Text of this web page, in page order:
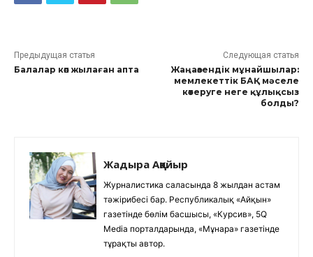
Предыдущая статья
Балалар көп жылаған апта
Следующая статья
Жаңаөзендік мұнайшылар:
мемлекеттік БАҚ мәселе
көтеруге неге құлықсыз
болды?
Жадыра Аққайыр
Журналистика саласында 8 жылдан астам
тәжірибесі бар. Республикалық «Айқын»
газетінде бөлім басшысы, «Курсив», 5Q
Media порталдарында, «Мұнара» газетінде
тұрақты автор.